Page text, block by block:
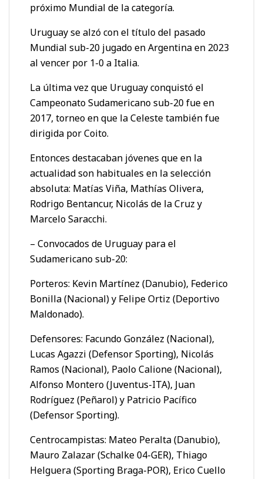
próximo Mundial de la categoría.
Uruguay se alzó con el título del pasado
Mundial sub-20 jugado en Argentina en 2023
al vencer por 1-0 a Italia.
La última vez que Uruguay conquistó el
Campeonato Sudamericano sub-20 fue en
2017, torneo en que la Celeste también fue
dirigida por Coito.
Entonces destacaban jóvenes que en la
actualidad son habituales en la selección
absoluta: Matías Viña, Mathías Olivera,
Rodrigo Bentancur, Nicolás de la Cruz y
Marcelo Saracchi.
– Convocados de Uruguay para el
Sudamericano sub-20:
Porteros: Kevin Martínez (Danubio), Federico
Bonilla (Nacional) y Felipe Ortiz (Deportivo
Maldonado).
Defensores: Facundo González (Nacional),
Lucas Agazzi (Defensor Sporting), Nicolás
Ramos (Nacional), Paolo Calione (Nacional),
Alfonso Montero (Juventus-ITA), Juan
Rodríguez (Peñarol) y Patricio Pacífico
(Defensor Sporting).
Centrocampistas: Mateo Peralta (Danubio),
Mauro Zalazar (Schalke 04-GER), Thiago
Helguera (Sporting Braga-POR), Erico Cuello